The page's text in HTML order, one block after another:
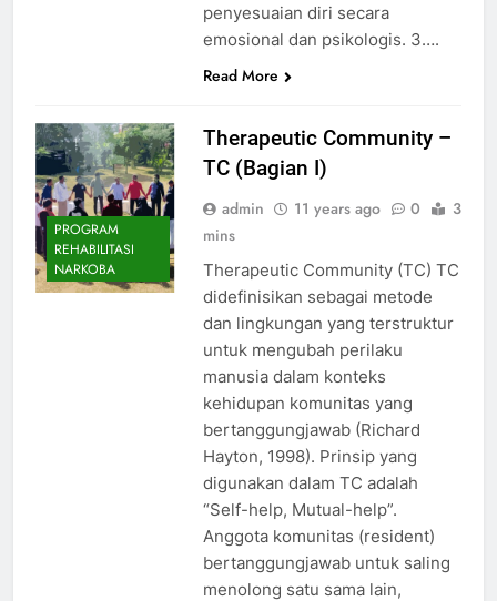
penyesuaian diri secara
emosional dan psikologis. 3….
Read More
PROGRAM
REHABILITASI
NARKOBA
Therapeutic Community –
TC (Bagian I)
admin 11 years ago 0
3
mins
Therapeutic Community (TC) TC
didefinisikan sebagai metode
dan lingkungan yang terstruktur
untuk mengubah perilaku
manusia dalam konteks
kehidupan komunitas yang
bertanggungjawab (Richard
Hayton, 1998). Prinsip yang
digunakan dalam TC adalah
“Self-help, Mutual-help”.
Anggota komunitas (resident)
bertanggungjawab untuk saling
menolong satu sama lain,